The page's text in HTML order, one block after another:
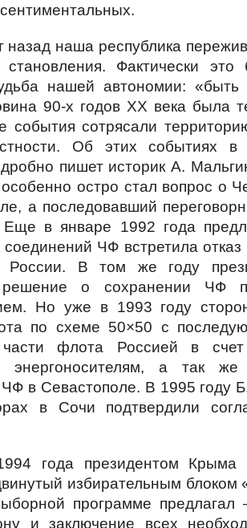
сентиментальных.
назад наша республика
становления. Фактически
нашей автономии:
90-х годов XX века была
события сотрясали
Об этих событиях в
пишет историк А.
остро стал вопрос о
а последовавший
Еще в январе 1992 года
ЧФ встретила
В том же году
решение о сохранении ЧФ
Но уже в 1993 году
по схеме 50×50 с
части флота Россией в
энергоносителям, а так же
ЧФ в Севастополе. В 1995 году
в Сочи подтвердили
года президентом
избирательным блоком
программе
и заключение всех